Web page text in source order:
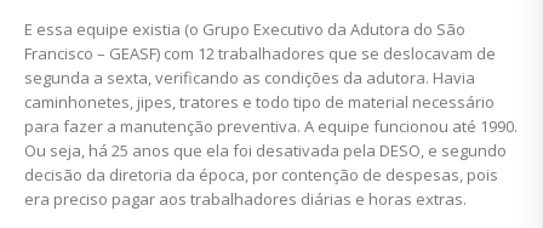
E essa equipe existia (o Grupo Executivo da Adutora do São
Francisco – GEASF) com 12 trabalhadores que se deslocavam de
segunda a sexta, verificando as condições da adutora. Havia
caminhonetes, jipes, tratores e todo tipo de material necessário
para fazer a manutenção preventiva. A equipe funcionou até 1990.
Ou seja, há 25 anos que ela foi desativada pela DESO, e segundo
decisão da diretoria da época, por contenção de despesas, pois
era preciso pagar aos trabalhadores diárias e horas extras.